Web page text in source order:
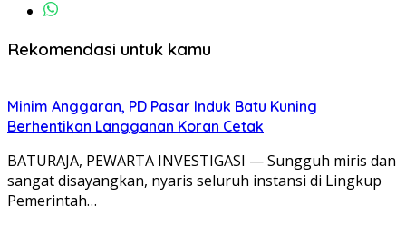
Rekomendasi untuk kamu
Minim Anggaran, PD Pasar Induk Batu Kuning
Berhentikan Langganan Koran Cetak
BATURAJA, PEWARTA INVESTIGASI — Sungguh miris dan
sangat disayangkan, nyaris seluruh instansi di Lingkup
Pemerintah…